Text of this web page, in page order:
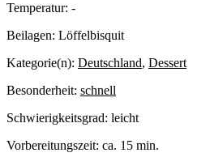
Temperatur: -
Beilagen: Löffelbisquit
Kategorie(n): Deutschland, Dessert
Besonderheit: schnell
Schwierigkeitsgrad: leicht
Vorbereitungszeit: ca. 15 min.